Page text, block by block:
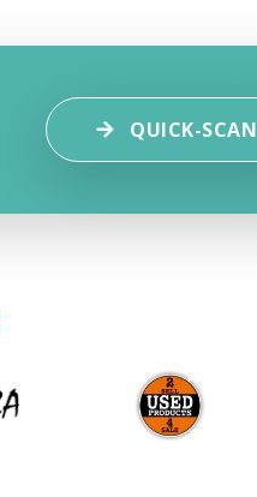
QUICK-SCAN